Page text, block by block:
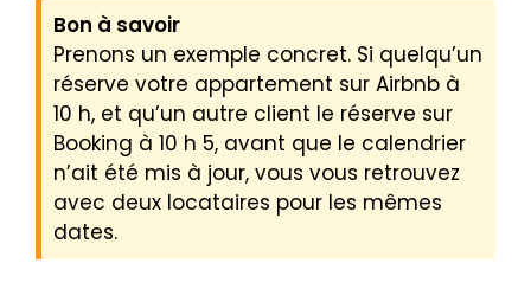
Bon à savoir
Prenons un exemple concret. Si quelqu’un
réserve votre appartement sur Airbnb à
10 h, et qu’un autre client le réserve sur
Booking à 10 h 5, avant que le calendrier
n’ait été mis à jour, vous vous retrouvez
avec deux locataires pour les mêmes
dates.